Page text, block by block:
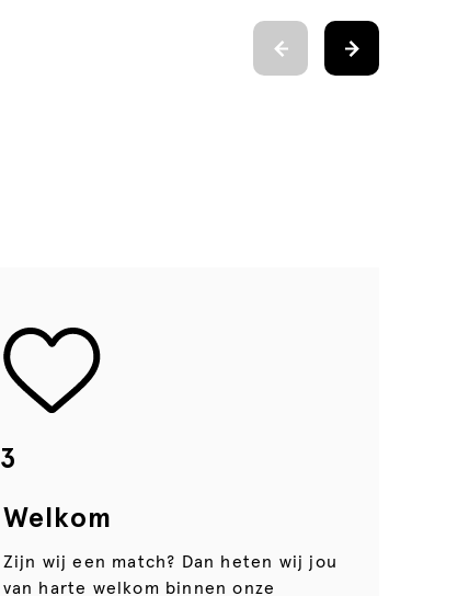
3
Welkom
Zijn wij een match? Dan heten wij jou
van harte welkom binnen onze